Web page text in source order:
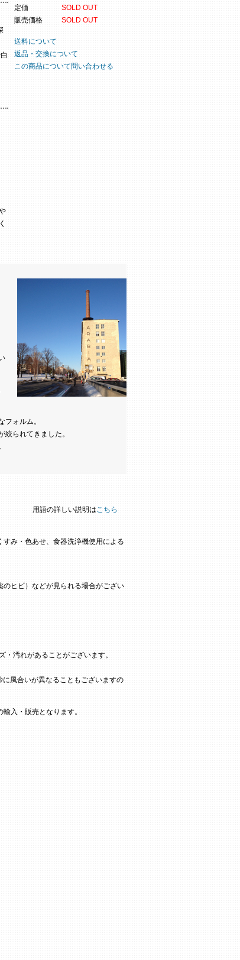
定価
SOLD OUT
販売価格
SOLD OUT
送料について
返品・交換について
この商品について問い合わせる
ォルム。
られてきました。
用語の詳しい説明はこちら
み・色あせ、食器洗浄機使用による
ヒビ）などが見られる場合がござい
・汚れがあることがございます。
風合いが異なることもございますの
入・販売となります。